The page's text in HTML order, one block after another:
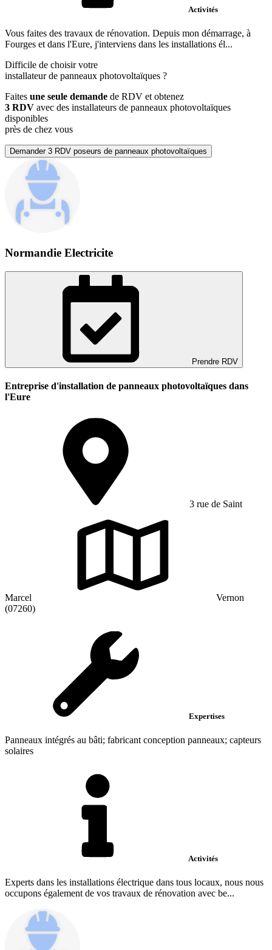
Activités
Vous faites des travaux de rénovation. Depuis mon démarrage, à
Fourges et dans l'Eure, j'interviens dans les installations él...
Difficile de choisir votre
installateur de panneaux photovoltaïques ?
Faites une seule demande de RDV et obtenez
3 RDV avec des installateurs de panneaux photovoltaïques
disponibles
près de chez vous
Demander 3 RDV poseurs de panneaux photovoltaïques
Normandie Electricite
Prendre RDV
Entreprise d'installation de panneaux photovoltaïques dans
l'Eure
3 rue de Saint
Marcel
Vernon
(07260)
Expertises
Panneaux intégrés au bâti; fabricant conception panneaux; capteurs
solaires
Activités
Experts dans les installations électrique dans tous locaux, nous nous
occupons également de vos travaux de rénovation avec be...